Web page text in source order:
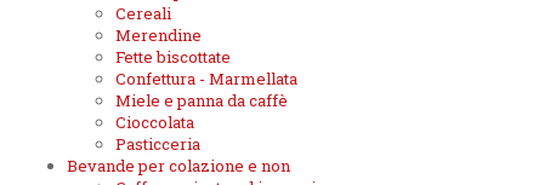
Cereali
Merendine
Fette biscottate
Confettura - Marmellata
Miele e panna da caffè
Cioccolata
Pasticceria
Bevande per colazione e non